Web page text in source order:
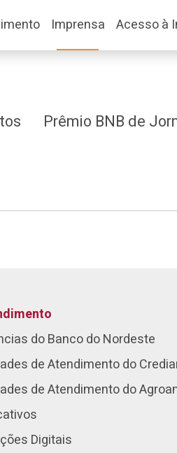
Imprensa Acesso à
Prêmio BNB de
do Banco do Nordeste
de Atendimento do
de Atendimento do
Digitais